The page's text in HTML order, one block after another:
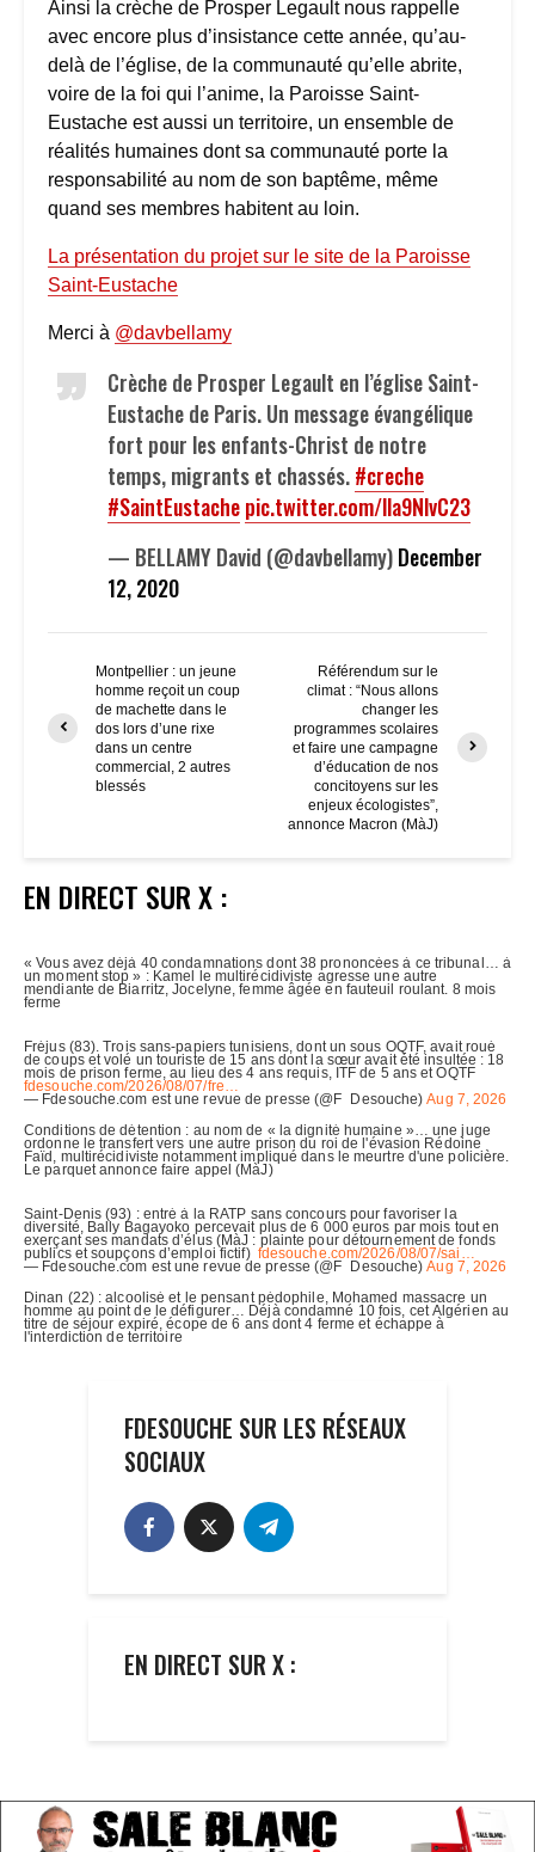
Ainsi la crèche de Prosper Legault nous rappelle
avec encore plus d’insistance cette année, qu’au-
delà de l’église, de la communauté qu’elle abrite,
voire de la foi qui l’anime, la Paroisse Saint-
Eustache est aussi un territoire, un ensemble de
réalités humaines dont sa communauté porte la
responsabilité au nom de son baptême, même
quand ses membres habitent au loin.
La présentation du projet sur le site de la Paroisse
Saint-Eustache
Merci à @davbellamy
Crèche de Prosper Legault en l’église Saint-
Eustache de Paris. Un message évangélique
fort pour les enfants-Christ de notre
temps, migrants et chassés.#creche
#SaintEustachepic.twitter.com/lla9NlvC23
— BELLAMY David (@davbellamy)December
12, 2020
Montpellier : un jeune
homme reçoit un coup
de machette dans le
dos lors d’une rixe
dans un centre
commercial, 2 autres
blessés
Référendum sur le
climat : “Nous allons
changer les
programmes scolaires
et faire une campagne
d’éducation de nos
concitoyens sur les
enjeux écologistes”,
annonce Macron (MàJ)
EN DIRECT SUR X :
FDESOUCHE SUR LES RÉSEAUX
SOCIAUX
EN DIRECT SUR X :